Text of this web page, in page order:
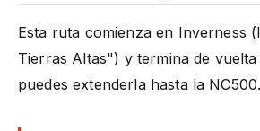
Esta ruta comienza en Inverness
Tierras Altas") y termina de
puedes extenderla hasta la NC500.